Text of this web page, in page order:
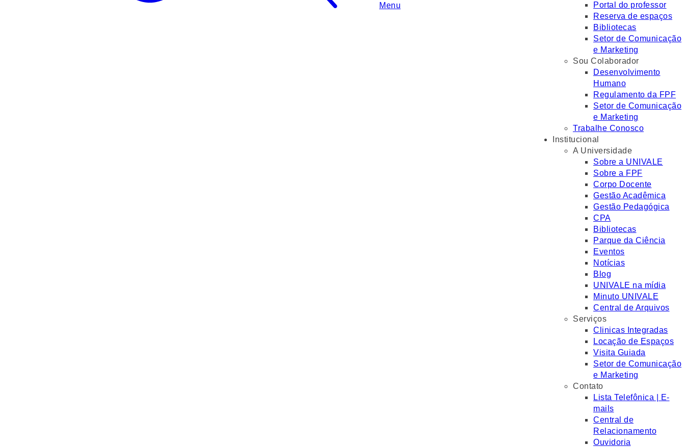
Menu
Portal do professor
Reserva de espaços
Bibliotecas
Setor de Comunicação
e Marketing
Sou Colaborador
Desenvolvimento
Humano
Regulamento da FPF
Setor de Comunicação
e Marketing
Trabalhe Conosco
Institucional
A Universidade
Sobre a UNIVALE
Sobre a FPF
Corpo Docente
Gestão Acadêmica
Gestão Pedagógica
CPA
Bibliotecas
Parque da Ciência
Eventos
Notícias
Blog
UNIVALE na mídia
Minuto UNIVALE
Central de Arquivos
Serviços
Clinicas Integradas
Locação de Espaços
Visita Guiada
Setor de Comunicação
e Marketing
Contato
Lista Telefônica | E-
mails
Central de
Relacionamento
Ouvidoria